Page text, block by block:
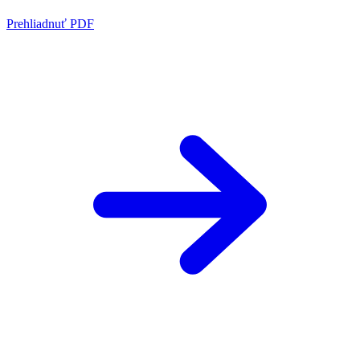
Prehliadnuť PDF